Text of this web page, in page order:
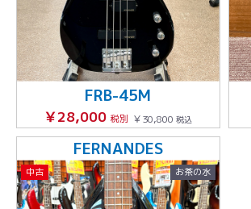
FRB-45M
￥28,000税別 ￥30,800税込
FERNANDES
中古 お茶の水